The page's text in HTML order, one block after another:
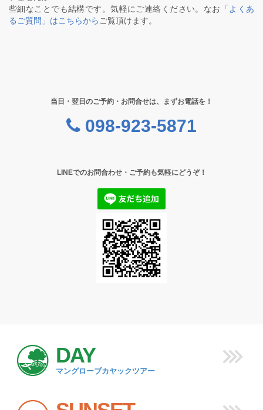
些細なことでも結構です。気軽にご連絡ください。なお
「よくあ
るご質問」はこちらから ご覧頂けます。
当日・翌日のご予約・お問合せは、まずお電話を！
098-923-5871
LINEでのお問合わせ・ご予約も気軽にどうぞ！
DAY
マングローブカヤックツアー